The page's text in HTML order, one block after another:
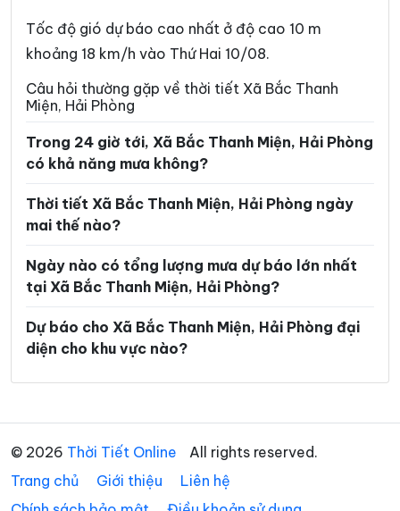
Phường Việt Hòa Xã An Hưng
Xã An Khánh Xã An Lão
Xã An Phú
Xã An Thành Xã An Trường
Xã Bình Giang Xã Cẩm Giang
Xã Cẩm Giàng
Xã Đường An Xã Gia Lộc
Xã Gia Phúc Xã Hà Bắc
Xã Hà Đông
Xã Kẻ Sặt
Xã Khúc Thừa Dụ Xã Kiến Hải
Tốc độ gió dự báo cao nhất ở độ cao 10 m
khoảng 18 km/h vào Thứ Hai 10/08.
Câu hỏi thường gặp về thời tiết Xã Bắc Thanh
Miện, Hải Phòng
Trong 24 giờ tới, Xã Bắc Thanh Miện, Hải Phòng
có khả năng mưa không?
Thời tiết Xã Bắc Thanh Miện, Hải Phòng ngày
mai thế nào?
Ngày nào có tổng lượng mưa dự báo lớn nhất
tại Xã Bắc Thanh Miện, Hải Phòng?
Dự báo cho Xã Bắc Thanh Miện, Hải Phòng đại
diện cho khu vực nào?
© 2026 Thời Tiết Online
All rights reserved.
Trang chủ
Giới thiệu
Liên hệ